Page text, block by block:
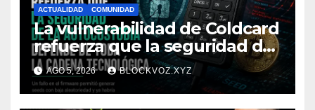
ACTUALIDAD COMUNIDAD
La vulnerabilidad de Coldcard
refuerza que la seguridad de
la autocustodia depende de
toda la cadena tecnológica,
afirma CoinEx Research
AGO 5, 2026 BLOCKVOZ.XYZ